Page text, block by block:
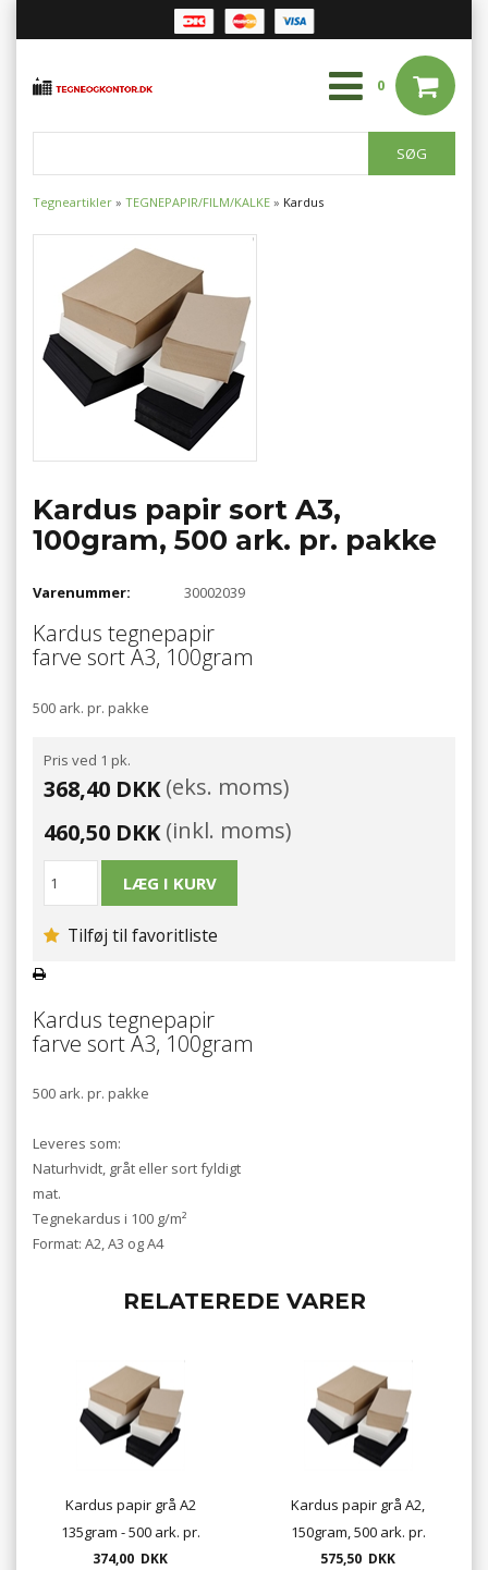
0
Tegneartikler » TEGNEPAPIR/FILM/KALKE » Kardus
Kardus papir sort A3,
100gram, 500 ark. pr. pakke
Varenummer: 30002039
Kardus tegnepapir
farve sort A3, 100gram
500 ark. pr. pakke
Pris ved 1 pk.
368,40 DKK(eks. moms)
460,50 DKK(inkl. moms)
Tilføj til favoritliste
Kardus tegnepapir
farve sort A3, 100gram
500 ark. pr. pakke
Leveres som:
Naturhvidt, gråt eller sort fyldigt
mat.
Tegnekardus i 100 g/m²
Format: A2, A3 og A4
RELATEREDE VARER
Kardus papir grå A2
135gram - 500 ark. pr.
pakke
374,00 DKK
Kardus papir grå A2,
150gram, 500 ark. pr.
pakke
575,50 DKK